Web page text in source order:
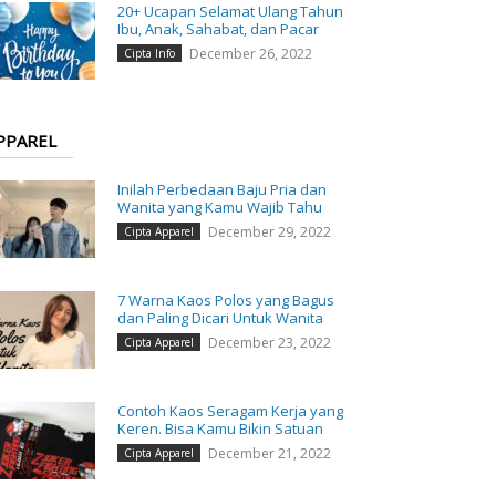
20+ Ucapan Selamat Ulang Tahun
Ibu, Anak, Sahabat, dan Pacar
Cipta Info December 26, 2022
Inilah Perbedaan Baju Pria dan
Wanita yang Kamu Wajib Tahu
Cipta Apparel December 29, 2022
7 Warna Kaos Polos yang Bagus
dan Paling Dicari Untuk Wanita
Cipta Apparel December 23, 2022
Contoh Kaos Seragam Kerja yang
Keren. Bisa Kamu Bikin Satuan
Cipta Apparel December 21, 2022